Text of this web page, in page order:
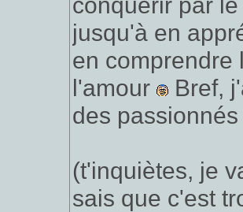
jusqu'à en
en comprendre
l'amour
Bref,
des passionnés
(t'inquiètes, je
sais que c'est